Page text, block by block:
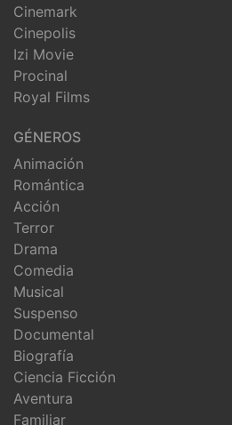
Cinemark
Cinepolis
Izi Movie
Procinal
Royal Films
GÉNEROS
Animación
Romántica
Acción
Terror
Drama
Comedia
Musical
Suspenso
Documental
Biografía
Ciencia Ficción
Aventura
Familiar